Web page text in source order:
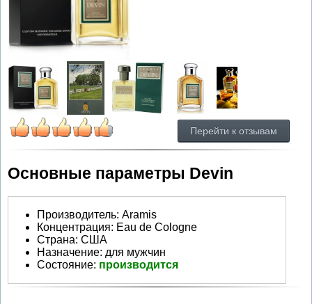
Перейти к отзывам
Основные параметры Devin
Производитель: Aramis
Концентрация: Eau de Cologne
Страна: США
Назначение: для мужчин
Состояние: производится